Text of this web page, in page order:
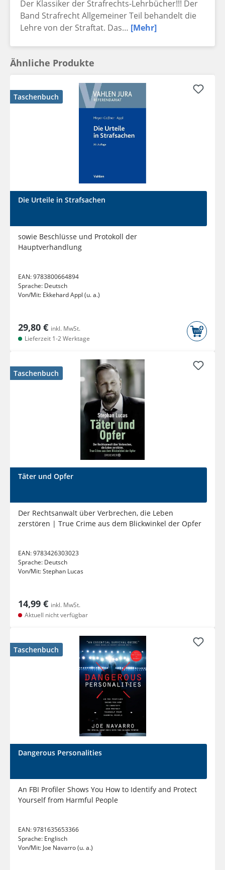
Der Klassiker der Strafrechts-Lehrbücher!!! Der
Band Strafrecht Allgemeiner Teil behandelt die
Lehre von der Straftat. Das… [Mehr]
Ähnliche Produkte
Taschenbuch
Die Urteile in Strafsachen
sowie Beschlüsse und Protokoll der
Hauptverhandlung
EAN:9783800664894
Sprache: Deutsch
Von/Mit: Ekkehard Appl (u. a.)
29,80 € inkl. MwSt.
Lieferzeit 1-2 Werktage
Taschenbuch
Täter und Opfer
Der Rechtsanwalt über Verbrechen, die Leben
zerstören | True Crime aus dem Blickwinkel der Opfer
EAN:9783426303023
Sprache: Deutsch
Von/Mit:Stephan Lucas
14,99 € inkl. MwSt.
Aktuell nicht verfügbar
Taschenbuch
Dangerous Personalities
An FBI Profiler Shows You How to Identify and Protect
Yourself from Harmful People
EAN:9781635653366
Sprache: Englisch
Von/Mit: Joe Navarro (u. a.)